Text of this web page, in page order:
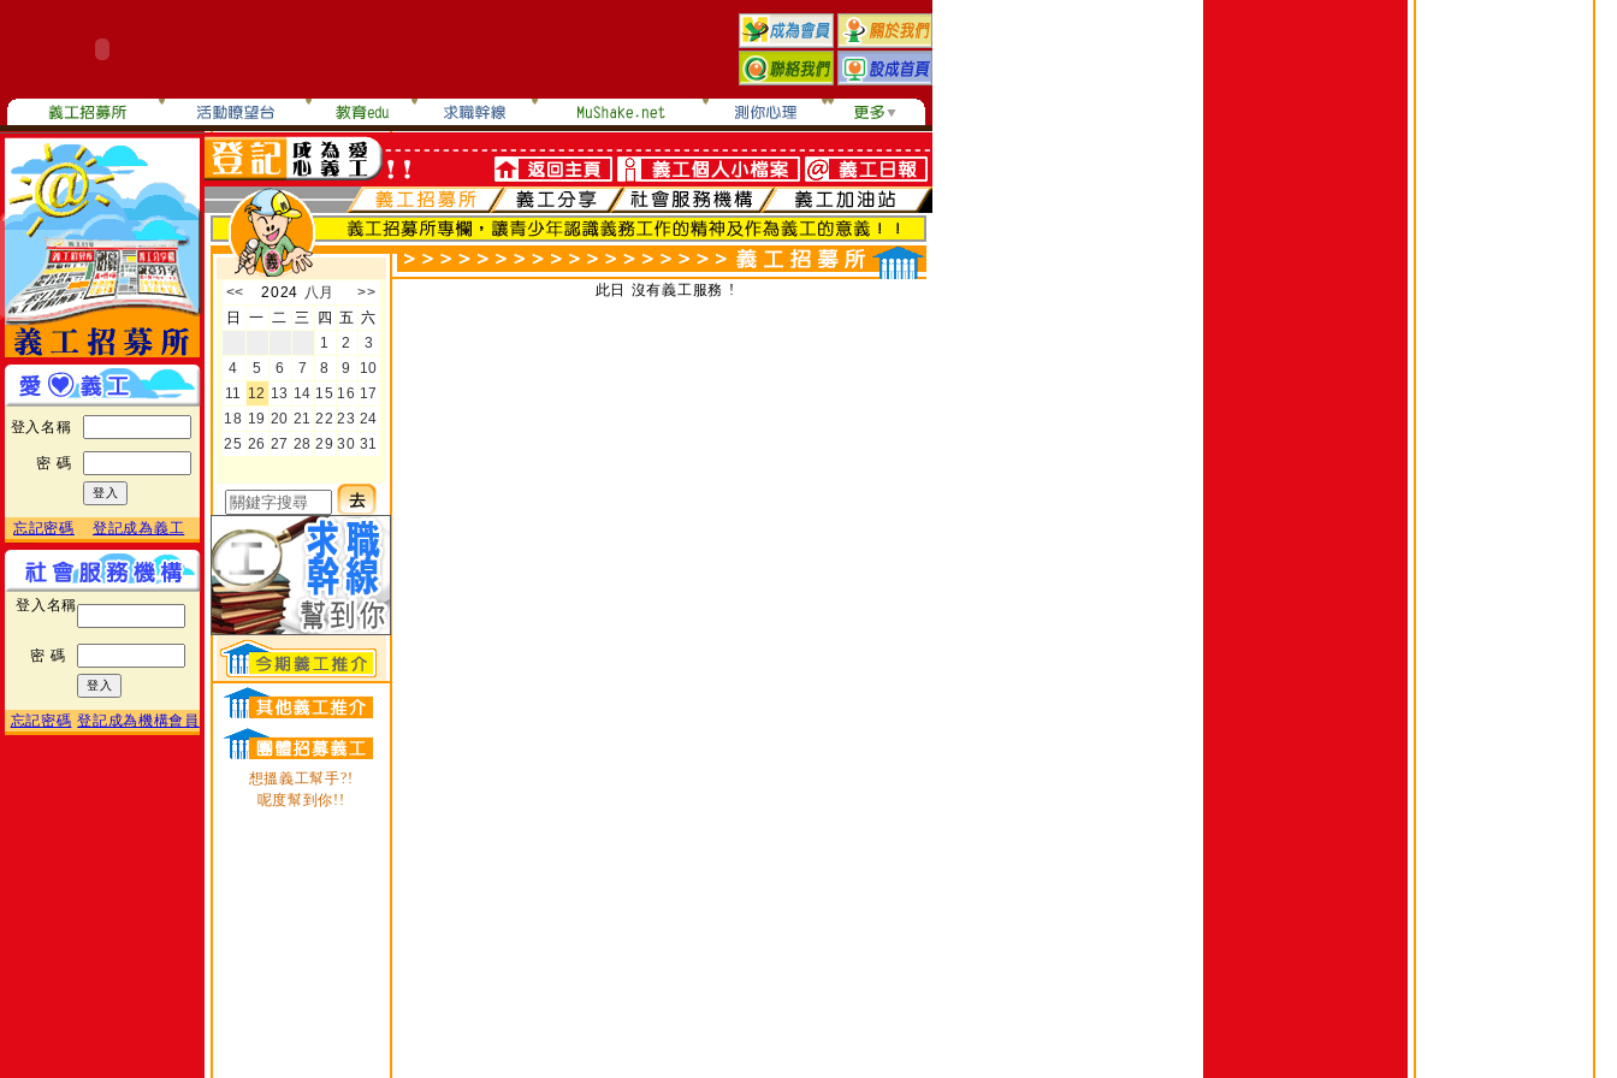
登入名稱
密 碼
忘記密碼 登記成為義工
登入名稱
密 碼
忘記密碼 登記成為機構會員
想搵義工幫手?!
呢度幫到你!!
此日 沒有義工服務 !